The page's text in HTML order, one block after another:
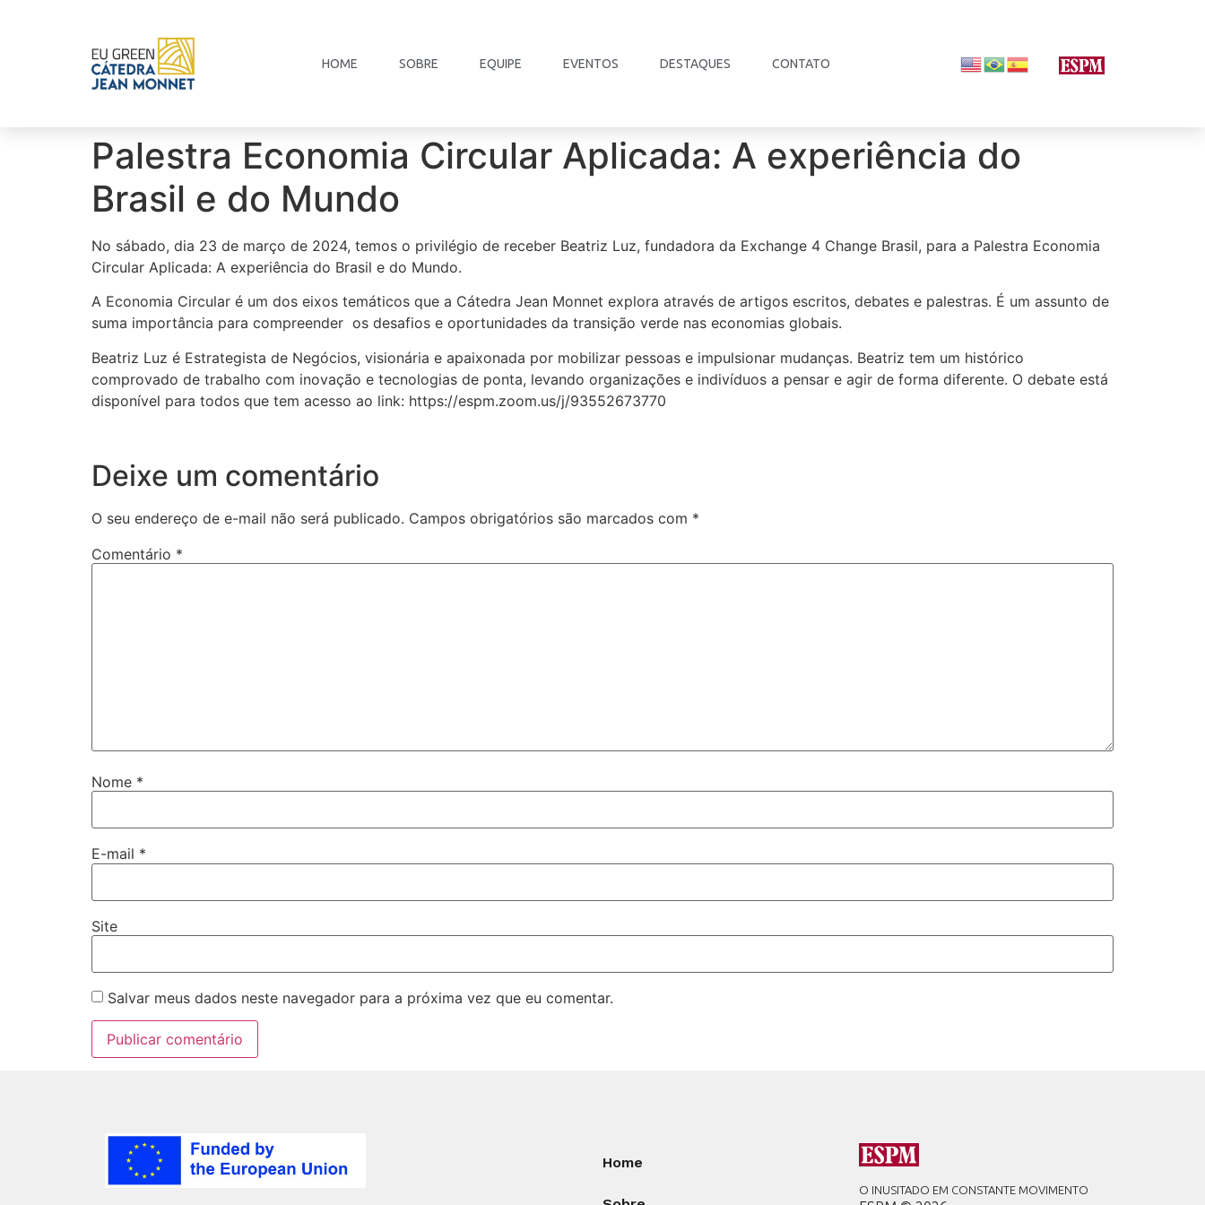
HOME SOBRE EQUIPE EVENTOS DESTAQUES CONTATO
Palestra Economia Circular Aplicada: A experiência do
Brasil e do Mundo
No sábado, dia 23 de março de 2024, temos o privilégio de receber Beatriz Luz, fundadora da Exchange 4 Change Brasil, para a Palestra Economia
Circular Aplicada: A experiência do Brasil e do Mundo.
A Economia Circular é um dos eixos temáticos que a Cátedra Jean Monnet explora através de artigos escritos, debates e palestras. É um assunto de
suma importância para compreender os desafios e oportunidades da transição verde nas economias globais.
Beatriz Luz é Estrategista de Negócios, visionária e apaixonada por mobilizar pessoas e impulsionar mudanças. Beatriz tem um histórico
comprovado de trabalho com inovação e tecnologias de ponta, levando organizações e indivíduos a pensar e agir de forma diferente. O debate está
disponível para todos que tem acesso ao link: https://espm.zoom.us/j/93552673770
Deixe um comentário
O seu endereço de e-mail não será publicado. Campos obrigatórios são marcados com *
Comentário *
Nome *
E-mail *
Site
Salvar meus dados neste navegador para a próxima vez que eu comentar.
Home
O INUSITADO EM CONSTANTE MOVIMENTO